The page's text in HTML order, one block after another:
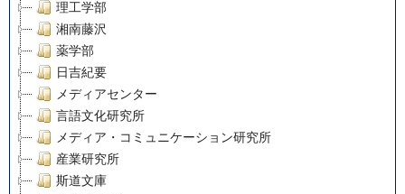
理工学部
湘南藤沢
薬学部
日吉紀要
メディアセンター
言語文化研究所
メディア・コミュニケーション研究所
産業研究所
斯道文庫